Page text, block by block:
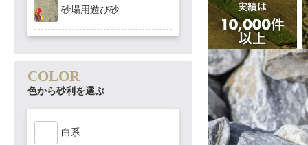
砂場用遊び砂
COLOR
色から砂利を選ぶ
白系